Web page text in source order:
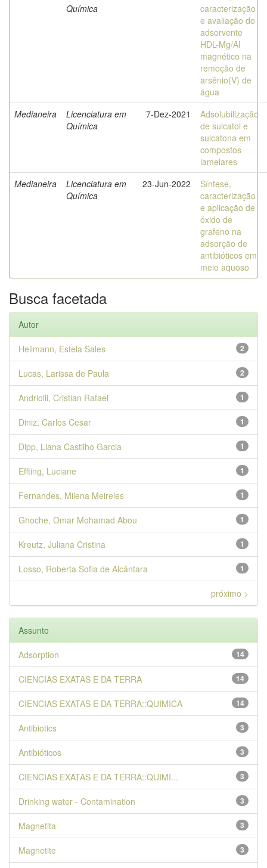
Química
caracterização
e avaliação do
adsorvente
HDL-Mg/Al
magnético na
remoção de
arsênio(V) de
água
Medianeira
Licenciatura em
Química
7-Dez-2021
Adsolubilização
de sulcatol e
sulcatona em
compostos
lamelares
Medianeira
Licenciatura em
Química
23-Jun-2022
Síntese,
caracterização
e aplicação de
óxido de
grafeno na
adsorção de
antibióticos em
meio aquoso
Busca facetada
Autor
2
Heilmann, Estela Sales
2
Lucas, Larissa de Paula
1
Andriolli, Cristian Rafael
1
Diniz, Carlos Cesar
1
Dipp, Liana Castilho Garcia
1
Effting, Luciane
1
Fernandes, Milena Meireles
1
Ghoche, Omar Mohamad Abou
1
Kreutz, Juliana Cristina
1
Losso, Roberta Sofia de Alcântara
próximo >
Assunto
14
Adsorption
14
CIENCIAS EXATAS E DA TERRA
14
CIENCIAS EXATAS E DA TERRA::QUIMICA
3
Antibiotics
3
Antibióticos
3
CIENCIAS EXATAS E DA TERRA::QUIMI...
3
Drinking water - Contamination
3
Magnetita
3
Magnetite